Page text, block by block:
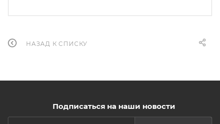
НАЗАД К СПИСКУ
Подписаться на наши новости